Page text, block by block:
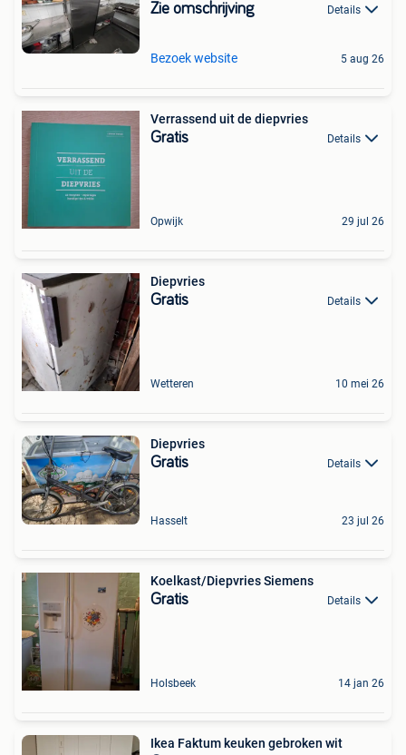
Zie omschrijving Details
Bezoek website 5 aug 26
Verrassend uit de diepvries
Gratis Details
Opwijk 29 jul 26
Diepvries
Gratis Details
Wetteren 10 mei 26
Diepvries
Gratis Details
Hasselt 23 jul 26
Koelkast/Diepvries Siemens
Gratis Details
Holsbeek 14 jan 26
Ikea Faktum keuken gebroken wit